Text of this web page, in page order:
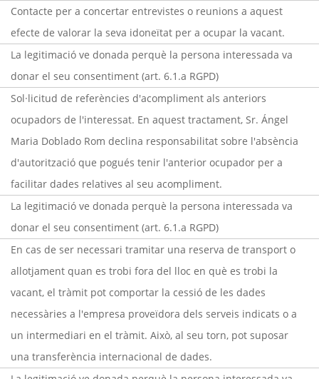
Contacte per a concertar entrevistes o reunions a aquest
efecte de valorar la seva idoneïtat per a ocupar la vacant.
La legitimació ve donada perquè la persona interessada va
donar el seu consentiment (art. 6.1.a RGPD)
Sol·licitud de referències d'acompliment als anteriors
ocupadors de l'interessat. En aquest tractament, Sr. Ángel
Maria Doblado Rom declina responsabilitat sobre l'absència
d'autorització que pogués tenir l'anterior ocupador per a
facilitar dades relatives al seu acompliment.
La legitimació ve donada perquè la persona interessada va
donar el seu consentiment (art. 6.1.a RGPD)
En cas de ser necessari tramitar una reserva de transport o
allotjament quan es trobi fora del lloc en què es trobi la
vacant, el tràmit pot comportar la cessió de les dades
necessàries a l'empresa proveïdora dels serveis indicats o a
un intermediari en el tràmit. Això, al seu torn, pot suposar
una transferència internacional de dades.